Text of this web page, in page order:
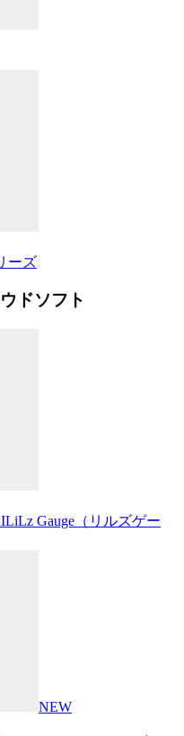
ーズ
ドソフト
LiLz Gauge（リルズゲー
NEW